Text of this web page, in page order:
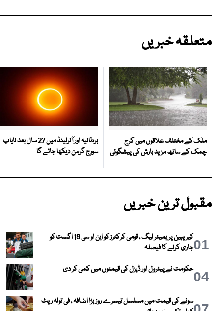
متعلقہ خبریں
ملک کے مختلف علاقوں میں گرج
چمک کے ساتھ مزید بارش کی پیشگوئی
برطانیہ اور آئرلینڈ میں 27 سال بعد نایاب
سورج گرہن دیکھا جائے گا
مقبول ترین خبریں
01
کیریبین پریمیئر لیگ ، قومی کرکٹرز کو این او سی 19 اگست کو
جاری کرنے کا فیصلہ
04حکومت نے پیٹرول اور ڈیزل کی قیمتوں میں کمی کر دی
سونے کی قیمت میں مسلسل تیسرے روز بڑا اضافہ ، فی تولہ ریٹ